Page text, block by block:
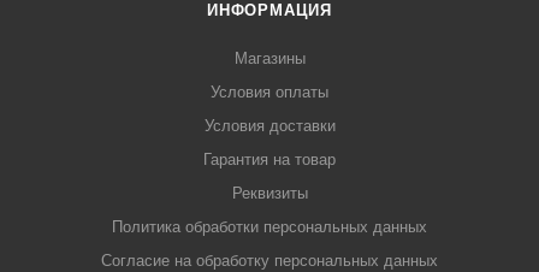
ИНФОРМАЦИЯ
Магазины
Условия оплаты
Условия доставки
Гарантия на товар
Реквизиты
Политика обработки персональных данных
Согласие на обработку персональных данных